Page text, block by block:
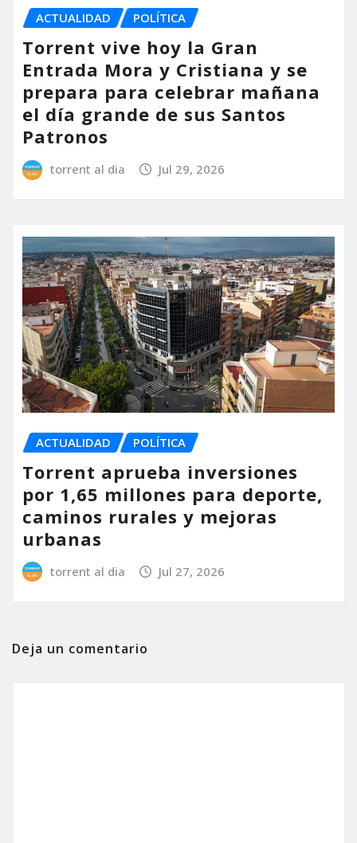
ACTUALIDAD POLÍTICA
Torrent vive hoy la Gran
Entrada Mora y Cristiana y se
prepara para celebrar mañana
el día grande de sus Santos
Patronos
torrent al dia Jul 29, 2026
ACTUALIDAD POLÍTICA
Torrent aprueba inversiones
por 1,65 millones para deporte,
caminos rurales y mejoras
urbanas
torrent al dia Jul 27, 2026
Deja un comentario